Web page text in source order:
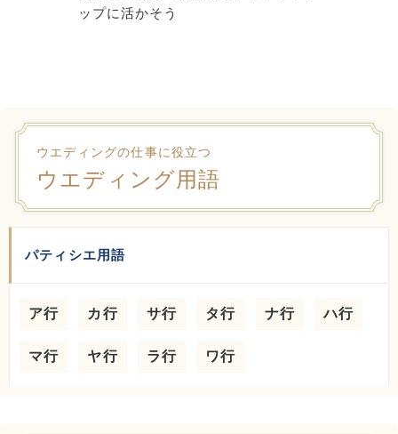
ップに活かそう
ウエディングの仕事に役立つ
ウエディング用語
パティシエ用語
ア行 カ行 サ行 タ行 ナ行 ハ行
マ行 ヤ行 ラ行 ワ行